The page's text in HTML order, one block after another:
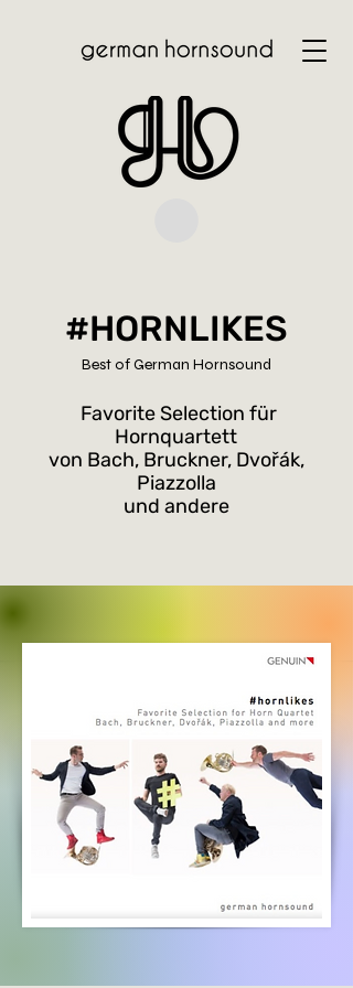
#HORNLIKES
Best of German Hornsound
Favorite Selection für
Hornquartett
von Bach, Bruckner, Dvořák,
Piazzolla
und andere